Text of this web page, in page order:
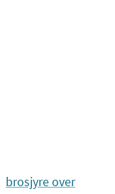
brosjyre over